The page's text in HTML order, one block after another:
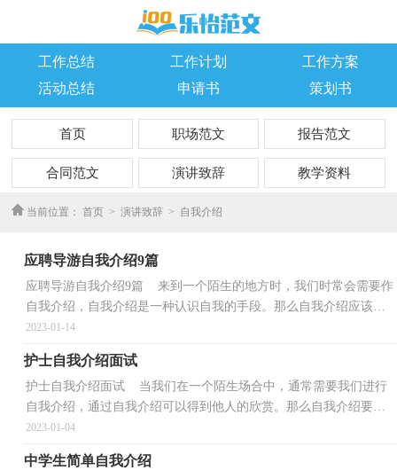
工作总结 工作计划
工作方案
活动总结
申请书 策划书
首页 职场范文 报告范文
合同范文 演讲致辞 教学资料
优秀作文
当前位置： 首页 > 演讲致辞 > 自我介绍
应聘导游自我介绍9篇
应聘导游自我介绍9篇 来到一个陌生的地方时，我们时常会需要作
自我介绍，自我介绍是一种认识自我的手段。那么自我介绍应该包
括什么内容呢？以下是小编精心整理的应聘导游自我...
2023-01-14
护士自我介绍面试
护士自我介绍面试 当我们在一个陌生场合中，通常需要我们进行
自我介绍，通过自我介绍可以得到他人的欣赏。那么自我介绍要注
意有什么内容呢？以下是小编为大家收集的护士自我介...
2023-01-04
中学生简单自我介绍